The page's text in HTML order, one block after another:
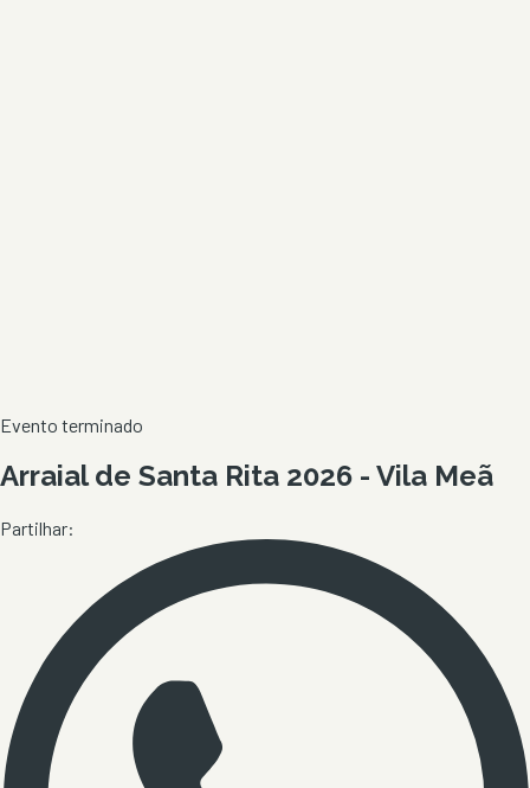
Evento terminado
Arraial de Santa Rita 2026 - Vila Meã
Partilhar: